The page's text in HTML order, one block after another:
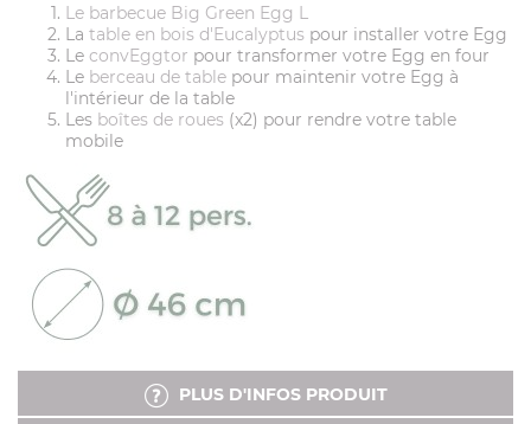
Le barbecue Big Green Egg L
La table en bois d'Eucalyptus pour installer votre Egg
Le convEggtor pour transformer votre Egg en four
Le berceau de table pour maintenir votre Egg à
l'intérieur de la table
Les boîtes de roues (x2) pour rendre votre table
mobile
PLUS D'INFOS PRODUIT